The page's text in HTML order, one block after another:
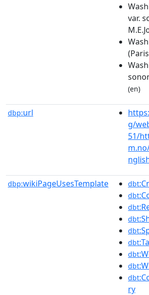
var.
(en)
dbp:url
g/
51/
dbp:wikiPageUsesTemplate dbt
dbt
dbt
dbt
dbt
dbt
dbt
dbt
dbt
ry